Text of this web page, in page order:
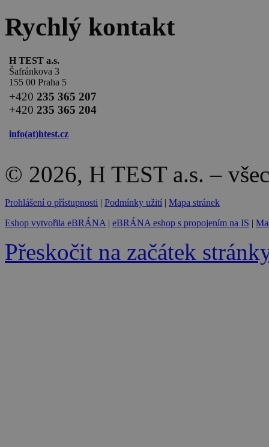
Rychlý kontakt
H TEST a.s.
Šafránkova 3
155 00 Praha 5
+420 235 365 207
+420 235 365 204
info(at)htest.cz
© 2026, H TEST a.s. –
Prohlášení o přístupnosti | Podmínky užití | Mapa stránek
Eshop vytvořila eBRÁNA | eBRÁNA eshop s propojením na IS |
Přeskočit na začátek